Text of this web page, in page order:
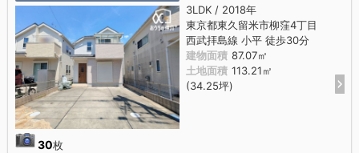
30枚
3LDK / 2018年
東京都東久留米市柳窪4丁目
西武拝島線 小平 徒歩30分
建物面積 87.07㎡
土地面積 113.21㎡
(34.25坪)